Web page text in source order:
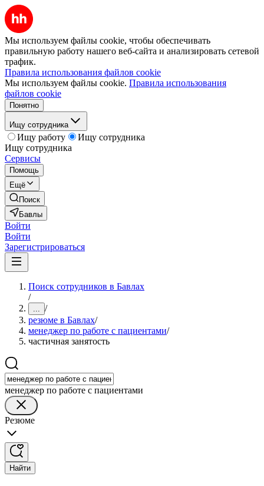
Мы используем файлы cookie, чтобы обеспечивать
правильную работу нашего веб-сайта и анализировать сетевой
трафик.
Правила использования файлов cookie
Мы используем файлы cookie. Правила использования
файлов cookie
Понятно
Ищу сотрудника
Ищу работу
Ищу сотрудника
Ищу сотрудника
Сервисы
Помощь
Ещё
Поиск
Бавлы
Войти
Войти
Зарегистрироваться
Поиск сотрудников в Бавлах
/
... /
резюме в Бавлах/
менеджер по работе с пациентами/
частичная занятость
менеджер по работе с пациентами
Резюме
Найти